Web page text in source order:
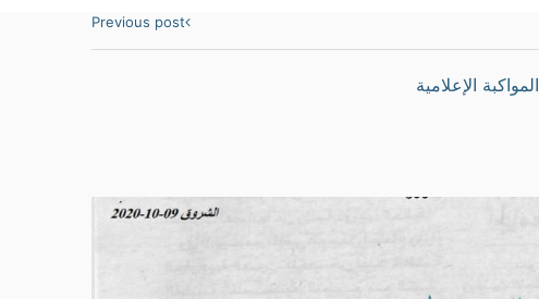
Previous post
المواكبة الإعلامية